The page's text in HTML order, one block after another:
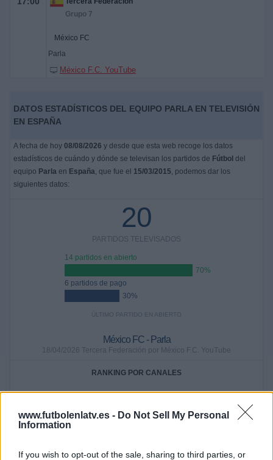
www.futbolenlatv.es - Do Not Sell My Personal
Information
If you wish to opt-out of the sale, sharing to third parties, or
Grupo 7
México FC
Parla
México F.C. YouTube
DATOS ESTADÍSTICOS DEL EQUIPO PARLA EN TELEVISIÓN
EN ESPAÑA
A fecha de hoy 08/08/2026 y desde que esta web recoge los datos
estadísticos de cuándo y dónde se televisan los partidos de Fútbol del
equipo Parla en España, que fue el 15/03/2015, podemos dar los
siguientes datos:
20
PARTIDOS TELEVISADOS
14 partidos en abierto
70%
6 partidos de pago
30%
ÚLTIMO PARTIDO EN ABIERTO
México FC - Parla
18/04/2026 Tercera Federación por México F.C. YouTube
RANKING POR CANALES
La Otra
4 (20%)
1 (5%)